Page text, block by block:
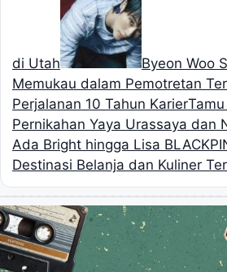
di Utah
Byeon Woo
Memukau dalam Pemotretan
Perjalanan 10 Tahun Karier
Pernikahan Yaya Urassaya dan
Ada Bright hingga Lisa
Destinasi Belanja dan Kuliner